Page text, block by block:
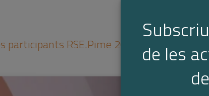
participants RSE.Pime 2018
de les